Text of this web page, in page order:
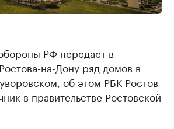
РФ передает в
на-Дону ряд домов в
об этом РБК Ростов
в правительстве Ростовской